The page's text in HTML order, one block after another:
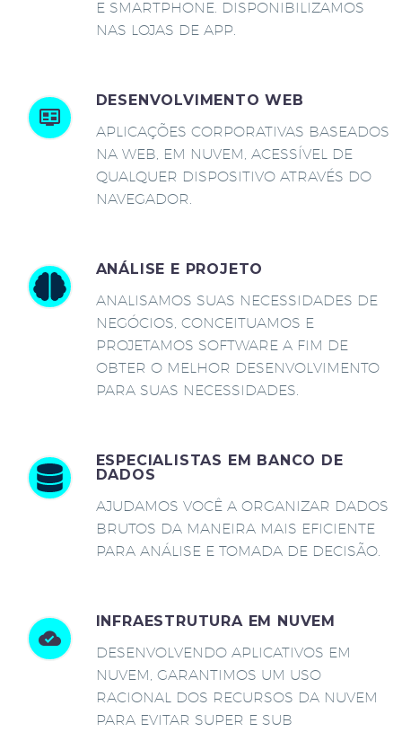
E SMARTPHONE. DISPONIBILIZAMOS
NAS LOJAS DE APP.
DESENVOLVIMENTO WEB
APLICAÇÕES CORPORATIVAS BASEADOS
NA WEB, EM NUVEM, ACESSÍVEL DE
QUALQUER DISPOSITIVO ATRAVÉS DO
NAVEGADOR.
ANÁLISE E PROJETO
ANALISAMOS SUAS NECESSIDADES DE
NEGÓCIOS, CONCEITUAMOS E
PROJETAMOS SOFTWARE A FIM DE
OBTER O MELHOR DESENVOLVIMENTO
PARA SUAS NECESSIDADES.
ESPECIALISTAS EM BANCO DE
DADOS
AJUDAMOS VOCÊ A ORGANIZAR DADOS
BRUTOS DA MANEIRA MAIS EFICIENTE
PARA ANÁLISE E TOMADA DE DECISÃO.
INFRAESTRUTURA EM NUVEM
DESENVOLVENDO APLICATIVOS EM
NUVEM, GARANTIMOS UM USO
RACIONAL DOS RECURSOS DA NUVEM
PARA EVITAR SUPER E SUB